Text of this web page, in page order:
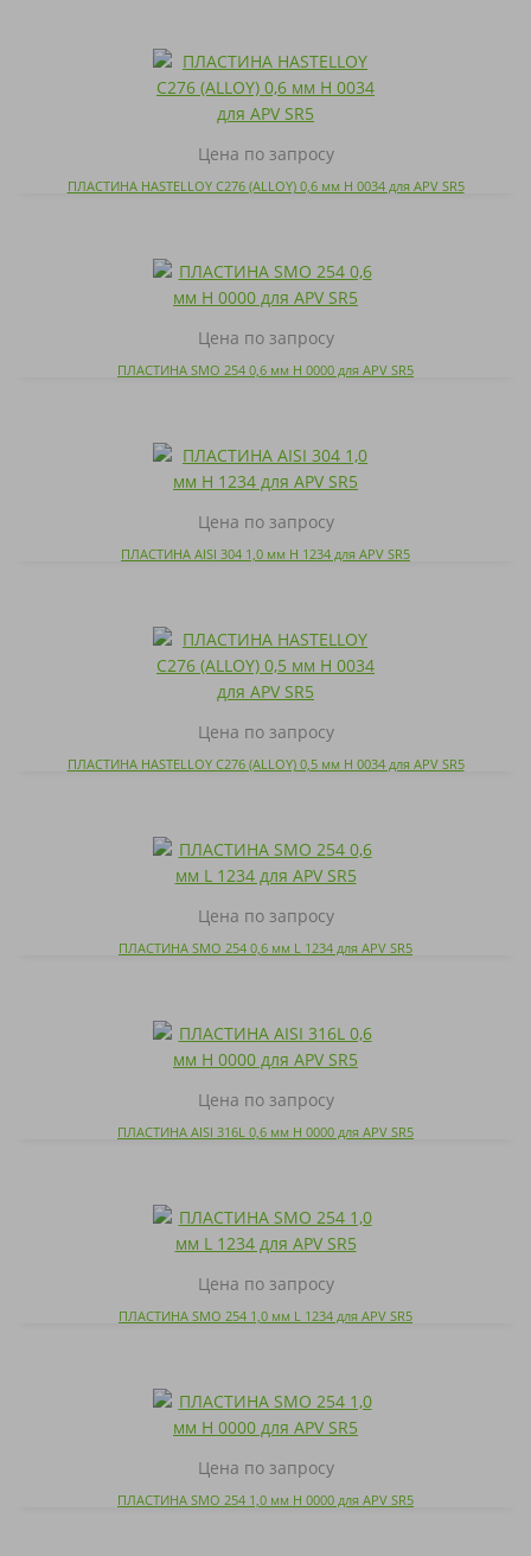
Цена по запросу
ПЛАСТИНА HASTELLOY C276 (ALLOY) 0,6 мм H 0034 для APV SR5
Цена по запросу
ПЛАСТИНА SMO 254 0,6 мм H 0000 для APV SR5
Цена по запросу
ПЛАСТИНА AISI 304 1,0 мм H 1234 для APV SR5
Цена по запросу
ПЛАСТИНА HASTELLOY C276 (ALLOY) 0,5 мм H 0034 для APV SR5
Цена по запросу
ПЛАСТИНА SMO 254 0,6 мм L 1234 для APV SR5
Цена по запросу
ПЛАСТИНА AISI 316L 0,6 мм H 0000 для APV SR5
Цена по запросу
ПЛАСТИНА SMO 254 1,0 мм L 1234 для APV SR5
Цена по запросу
ПЛАСТИНА SMO 254 1,0 мм H 0000 для APV SR5